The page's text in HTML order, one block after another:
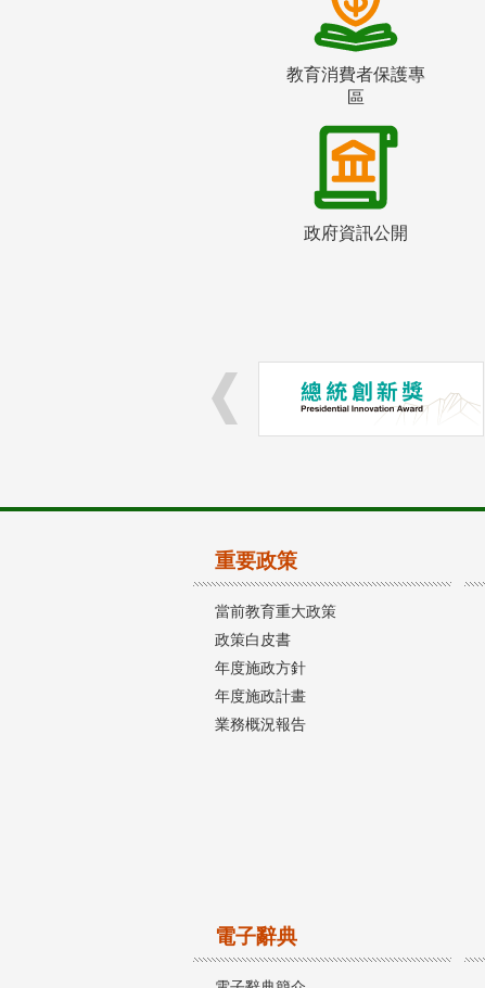
教育消費者保護專
區
政府資訊公開
重要政策
當前教育重大政策
政策白皮書
年度施政方針
年度施政計畫
業務概況報告
電子辭典